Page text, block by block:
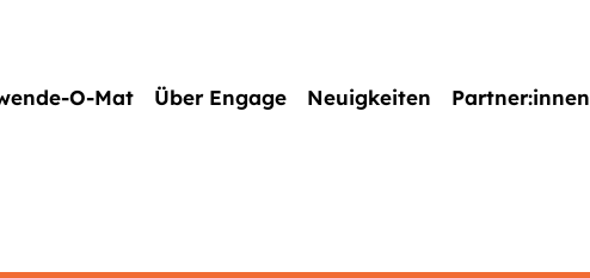
O-Mat Über Engage Neuigkeiten Partner:innen